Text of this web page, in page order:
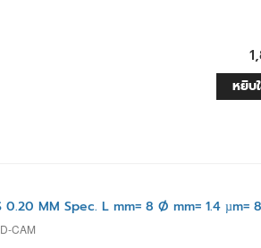
หยิบ
0.20 MM Spec. L mm= 8 Ø mm= 1.4 µm=
CAM